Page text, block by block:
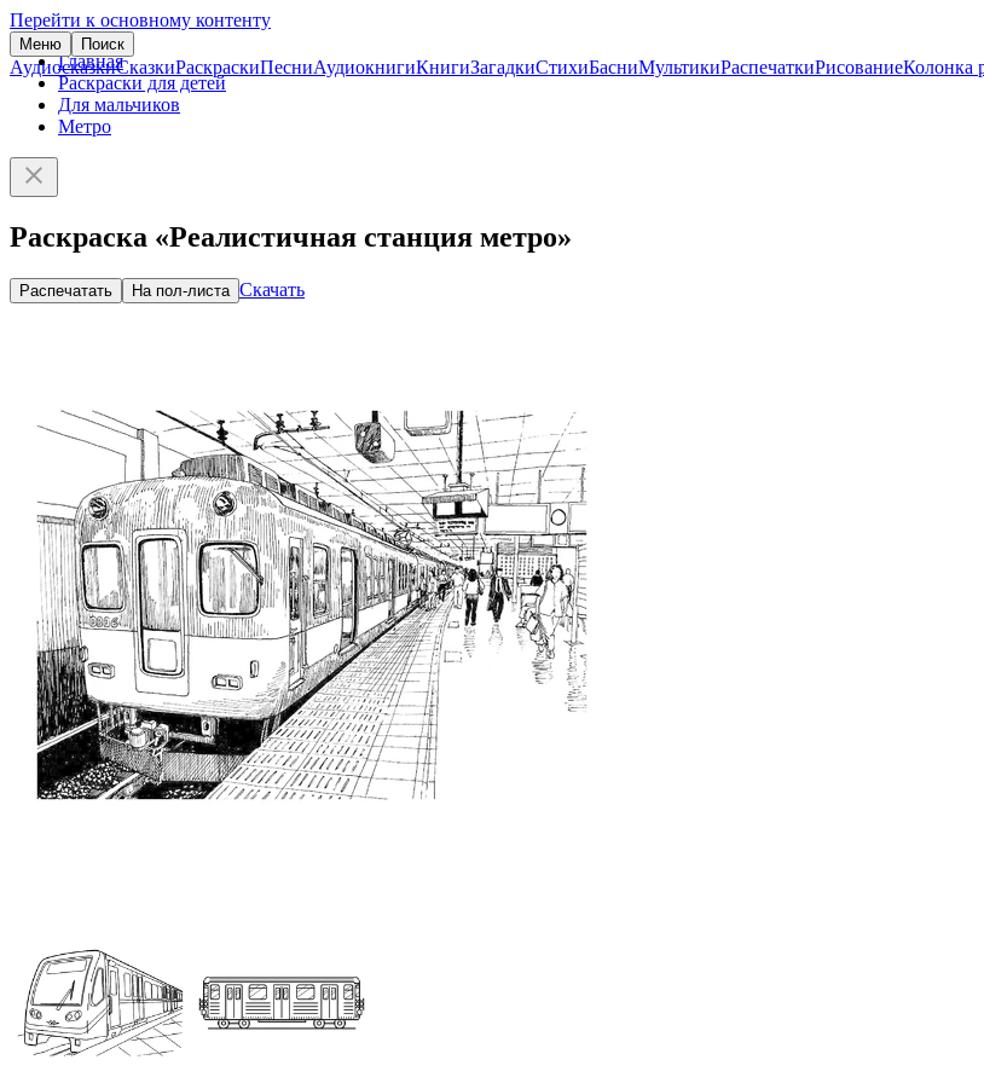
Перейти к основному контенту
Меню Поиск
АудиосказкиСказкиРаскраскиПесниАудиокнигиКнигиЗагадкиСтихиБасниМультикиРаспечаткиРисованиеКолонка
Главная
Раскраски для детей
Для мальчиков
Метро
Раскраска «Реалистичная станция метро»
Распечатать На пол-листа Скачать